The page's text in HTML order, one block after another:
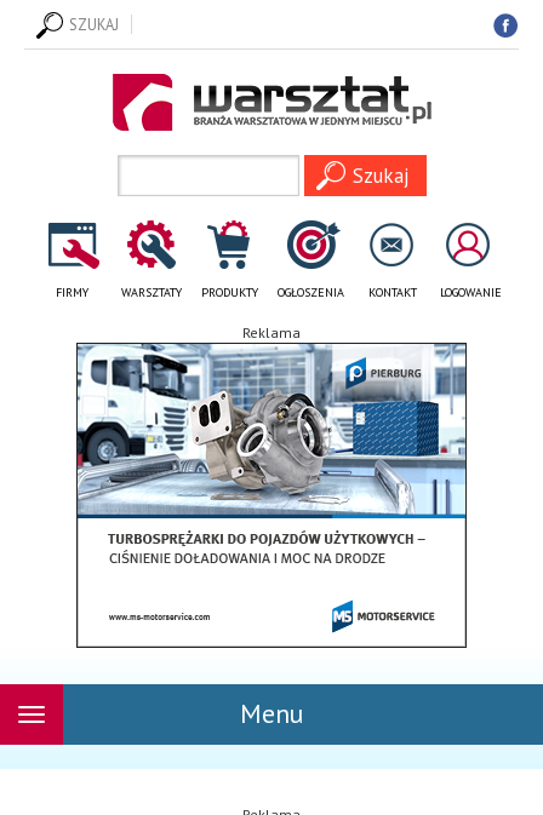
SZUKAJ
FIRMY WARSZTATY PRODUKTY OGŁOSZENIA KONTAKT LOGOWANIE
Reklama
Menu
Rozwiń